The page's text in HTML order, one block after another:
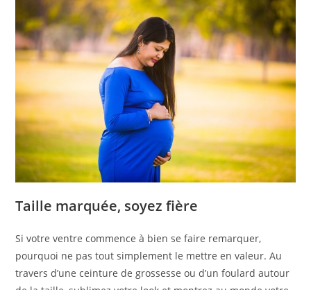
Taille marquée, soyez fière
Si votre ventre commence à bien se faire remarquer,
pourquoi ne pas tout simplement le mettre en valeur. Au
travers d’une ceinture de grossesse ou d’un foulard autour